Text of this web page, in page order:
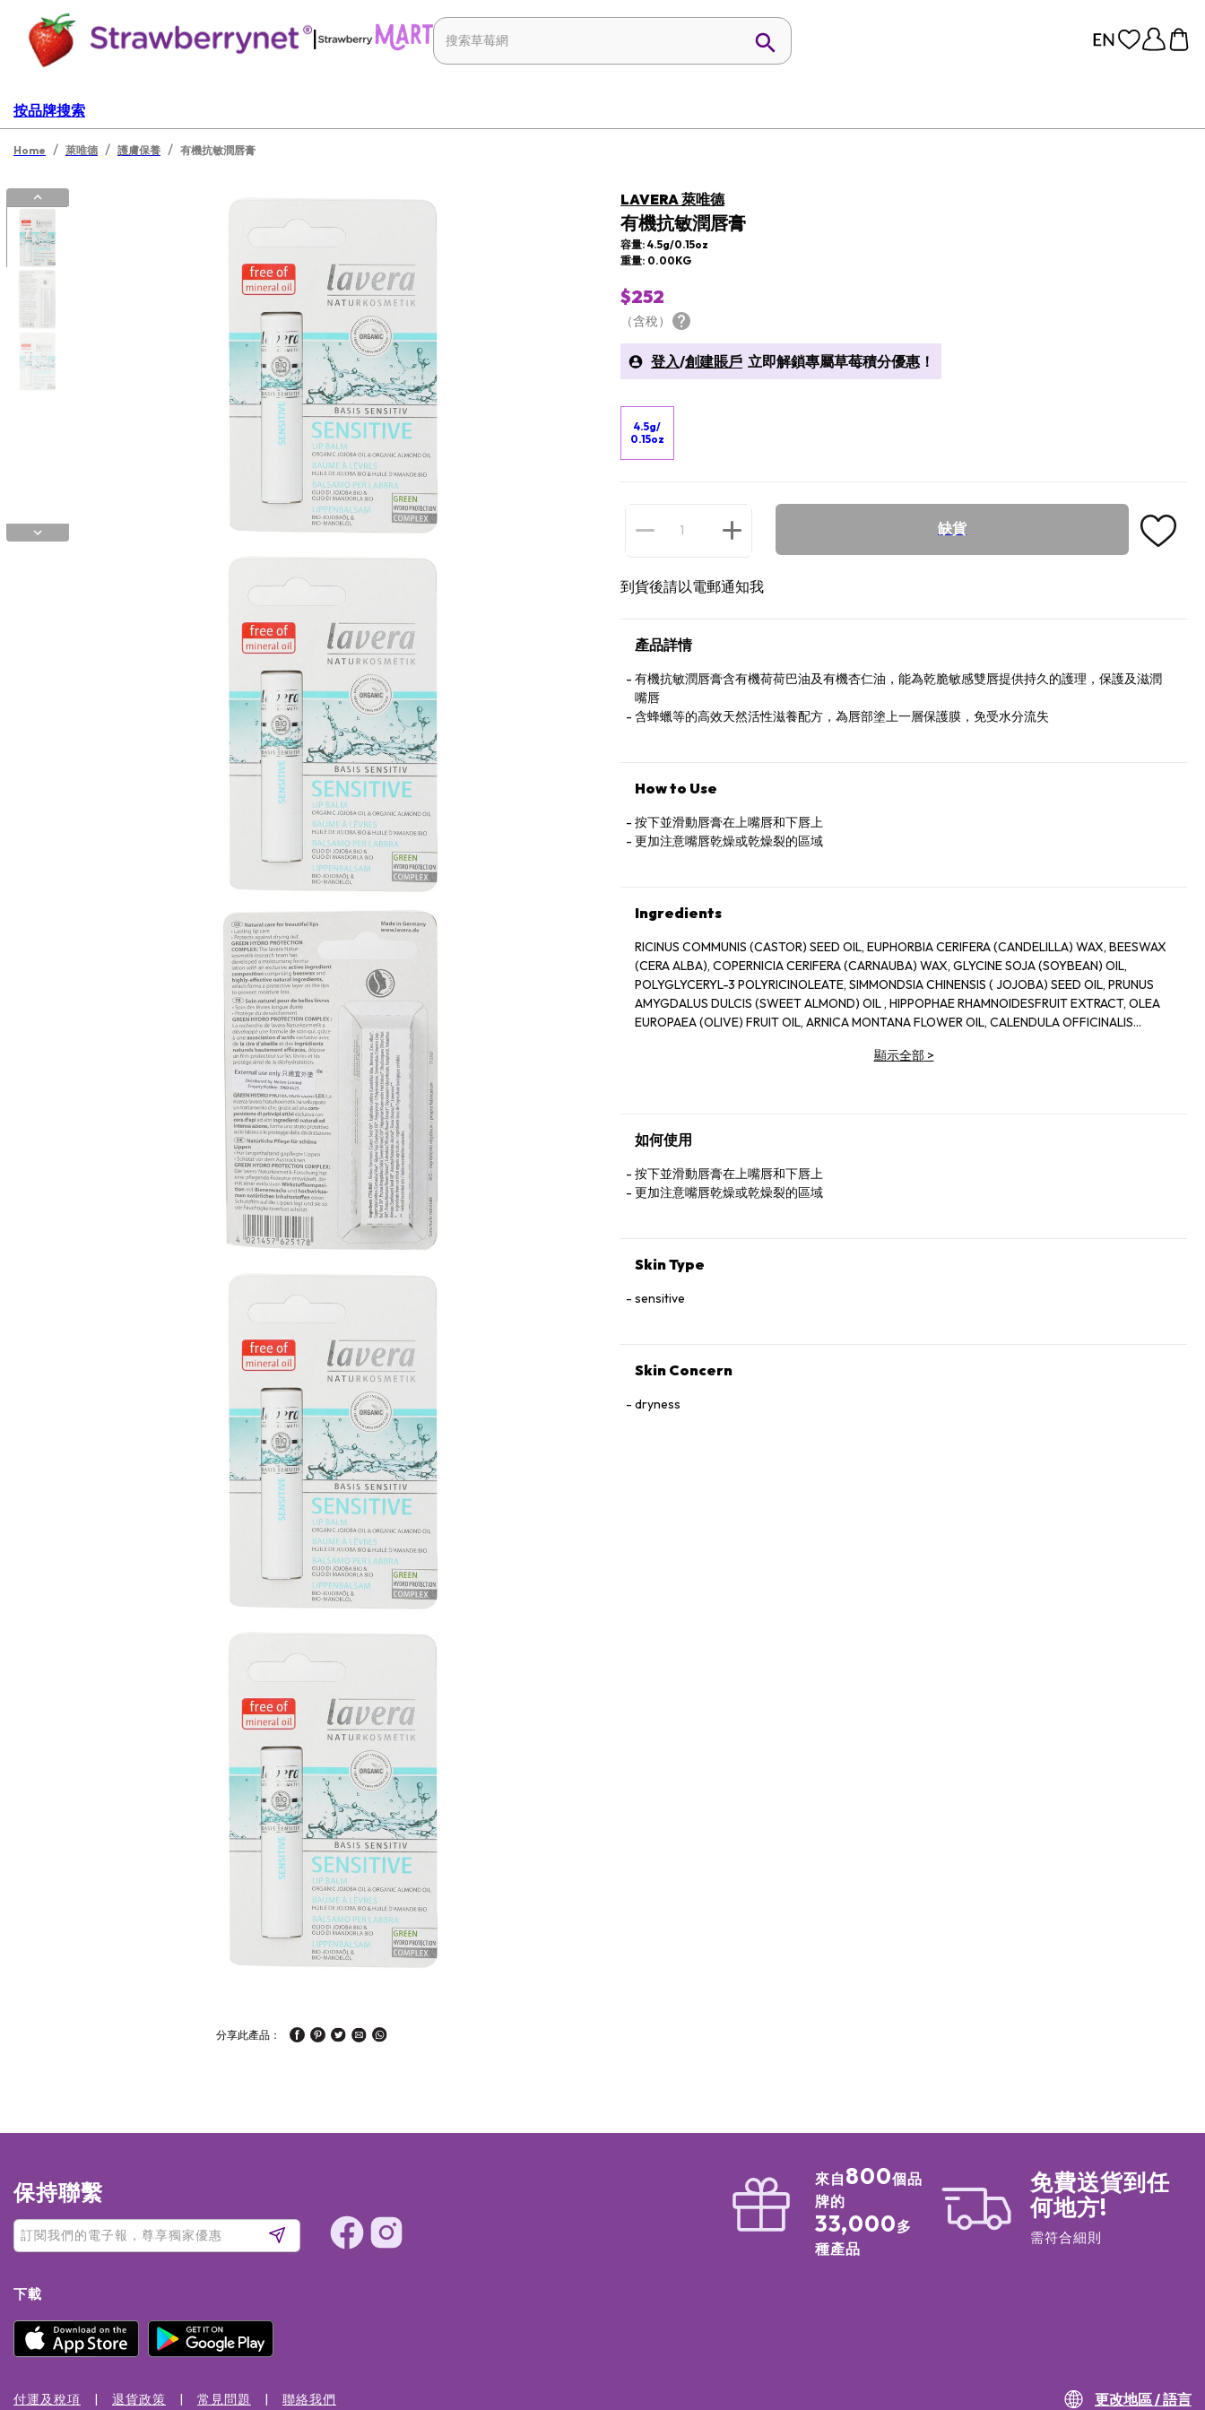
|
按品牌搜索
Home / 萊唯德 / 護膚保養 / 有機抗敏潤唇膏
分享此產品：
LAVERA 萊唯德
有機抗敏潤唇膏
容量: 4.5g/0.15oz
重量: 0.00KG
$252
（含稅）
登入/創建賬戶 立即解鎖專屬草莓積分優惠！
4.5g/
0.15oz
缺貨
到貨後請以電郵通知我
產品詳情
有機抗敏潤唇膏含有機荷荷巴油及有機杏仁油，能為乾脆敏感雙唇提供持久的護理，保護及滋潤
嘴唇
含蜂蠟等的高效天然活性滋養配方，為唇部塗上一層保護膜，免受水分流失
How to Use
按下並滑動唇膏在上嘴唇和下唇上
更加注意嘴唇乾燥或乾燥裂的區域
Ingredients
RICINUS COMMUNIS (CASTOR) SEED OIL, EUPHORBIA CERIFERA (CANDELILLA) WAX, BEESWAX
(CERA ALBA), COPERNICIA CERIFERA (CARNAUBA) WAX, GLYCINE SOJA (SOYBEAN) OIL,
POLYGLYCERYL-3 POLYRICINOLEATE, SIMMONDSIA CHINENSIS ( JOJOBA) SEED OIL, PRUNUS
AMYGDALUS DULCIS (SWEET ALMOND) OIL , HIPPOPHAE RHAMNOIDESFRUIT EXTRACT, OLEA
EUROPAEA (OLIVE) FRUIT OIL, ARNICA MONTANA FLOWER OIL, CALENDULA OFFICINALIS
(SUNFLOWER) SEED OIL, ASCORBYL PALMITATE, ALCOHOL , FLAVOR (AROMA), LIMONENE.
顯示全部>
如何使用
按下並滑動唇膏在上嘴唇和下唇上
更加注意嘴唇乾燥或乾燥裂的區域
Skin Type
sensitive
Skin Concern
dryness
保持聯繫
下載
來自 800個品
牌的
33,000多
種產品
免費送貨到任
何地方!
需符合細則
付運及稅項 退貨政策 常見問題 聯絡我們 更改地區 / 語言